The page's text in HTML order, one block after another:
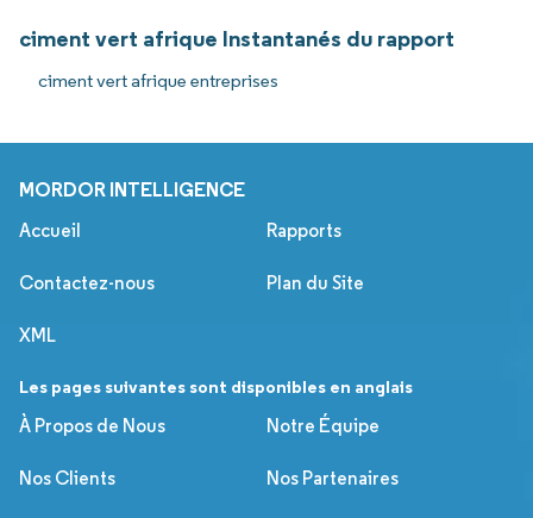
ciment vert afrique Instantanés du rapport
ciment vert afrique entreprises
MORDOR INTELLIGENCE
Accueil Rapports
Contactez-nous Plan du Site
XML
Les pages suivantes sont disponibles en anglais
À Propos de Nous
Notre Équipe
Nos Clients Nos Partenaires